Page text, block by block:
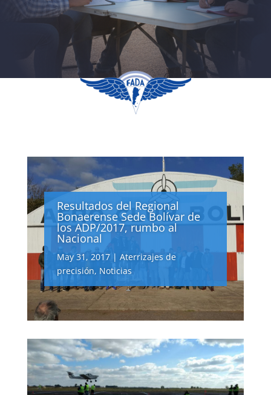
Resultados del Regional
Bonaerense Sede Bolívar de
los ADP/2017, rumbo al
Nacional
May 31, 2017 |Aterrizajes de
precisión, Noticias